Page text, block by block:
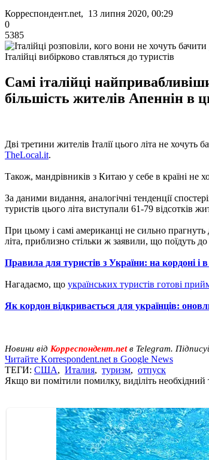
Корреспондент.net, 13 липня 2020, 00:29
0
5385
Італійці вибірково ставляться до туристів
Самі італійці
більшість жителів Апеннін в
Дві третини жителів Італії цього літа не
TheLocal.it.
Також, мандрівників з Китаю у себе в країні не
За даними видання, аналогічні тенденції
туристів цього літа виступали 61-79 відсотків
При цьому і самі американці не сильно прагнуть
літа, приблизно стільки ж заявили, що поїдуть
Правила для туристів з України: на кордоні і в
Нагадаємо, що українських туристів готові
Як кордон відкривається для українців:
Новини від Корреспондент.netв Telegram.
Читайте Korrespondent.net в Google News
ТЕГИ: США, Италия, туризм, отпуск
Якщо ви помітили помилку, виділіть